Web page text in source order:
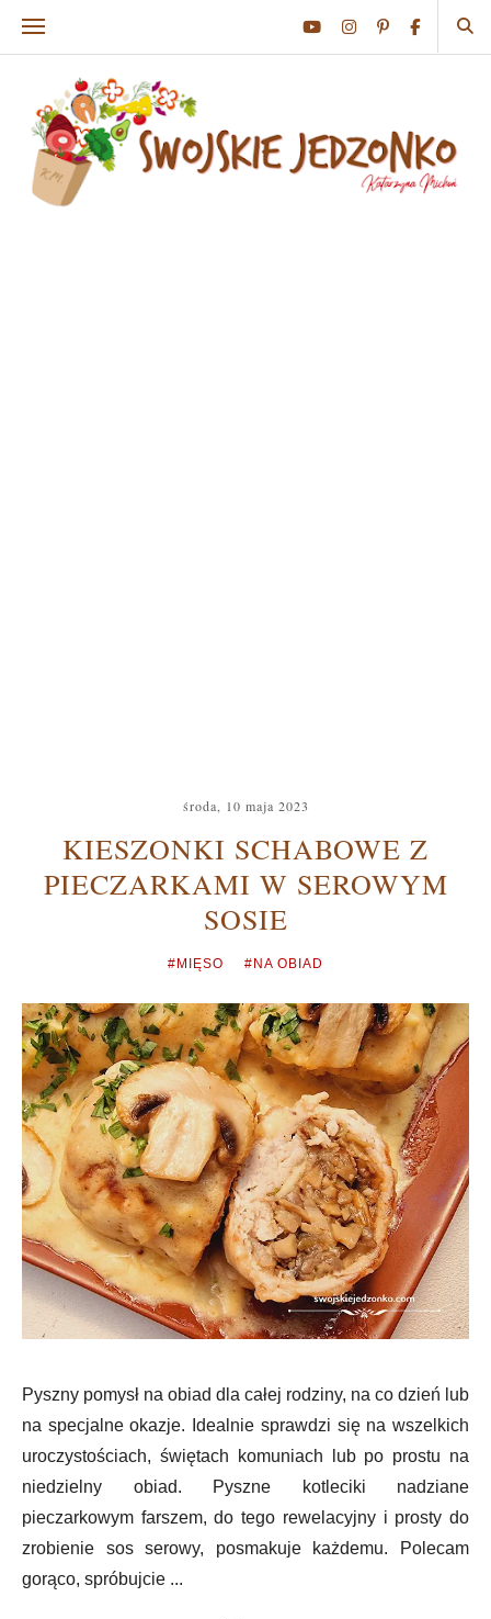
środa, 10 maja 2023
KIESZONKI SCHABOWE Z
PIECZARKAMI W SEROWYM
SOSIE
#MIĘSO #NA OBIAD
Pyszny pomysł na obiad dla całej rodziny, na co dzień lub
na specjalne okazje. Idealnie sprawdzi się na wszelkich
uroczystościach, świętach komuniach lub po prostu na
niedzielny obiad. Pyszne kotleciki nadziane
pieczarkowym farszem, do tego rewelacyjny i prosty do
zrobienie sos serowy, posmakuje każdemu. Polecam
gorąco, spróbujcie ...